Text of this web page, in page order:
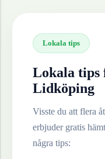
Lokala tips
Lokala tips
Lidköping
Visste du att flera
erbjuder gratis
några tips: